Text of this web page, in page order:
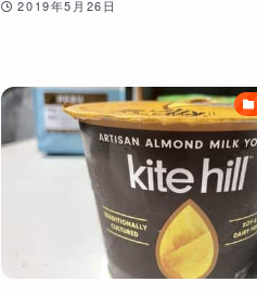
2019年5月26日